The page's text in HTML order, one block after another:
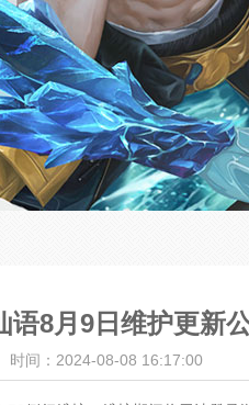
语8月9日维护更新
时间：2024-08-08 16:17:00